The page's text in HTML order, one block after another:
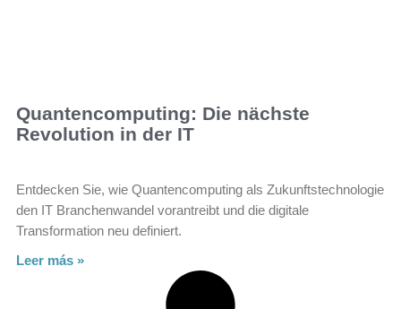
Quantencomputing: Die nächste
Revolution in der IT
Entdecken Sie, wie Quantencomputing als Zukunftstechnologie
den IT Branchenwandel vorantreibt und die digitale
Transformation neu definiert.
Leer más »